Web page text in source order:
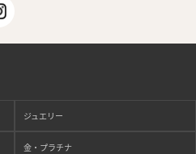
ジュエリー
金・プラチナ